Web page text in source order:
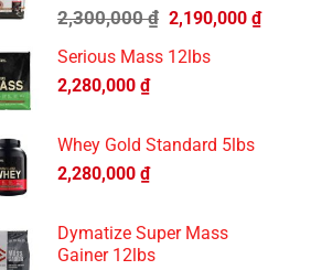
2,300,000₫ Giá
là:
2,190,000₫Giá
Serious Mass 12lbs
2,280,000 ₫
Whey Gold Standard 5lbs
2,280,000 ₫
Dymatize Super Mass
Gainer 12lbs